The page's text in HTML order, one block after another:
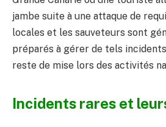
jambe suite à une attaque de
locales et les sauveteurs sont
préparés à gérer de tels
reste de mise lors des activités
Incidents rares et